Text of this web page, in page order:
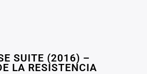
SUITE (2016) –
LA RESISTENCIA